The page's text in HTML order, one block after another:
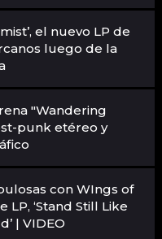
el nuevo LP de
luego de la
"Wandering
punk etéreo y
con WIngs of
‘Stand Still Like
| VIDEO